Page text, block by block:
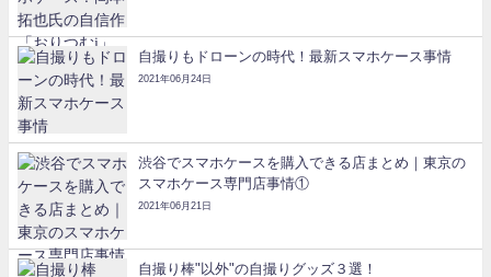
自撮りもドローンの時代！最新スマホケース事情
2021年06月24日
渋谷でスマホケースを購入できる店まとめ｜東京の
スマホケース専門店事情①
2021年06月21日
自撮り棒"以外"の自撮りグッズ３選！